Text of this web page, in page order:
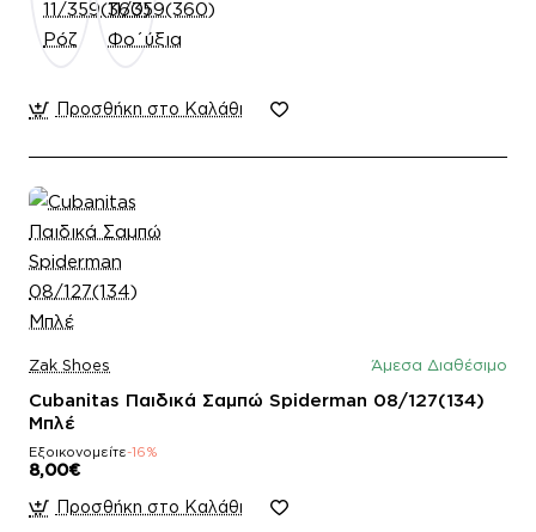
Προσθήκη στο Καλάθι
Zak Shoes Άμεσα Διαθέσιμο
Cubanitas Παιδικά Σαμπώ Spiderman 08/127(134)
Μπλέ
Εξοικονομείτε-16%
8,00€
Προσθήκη στο Καλάθι